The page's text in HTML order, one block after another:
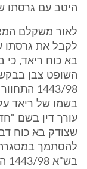
היטב עם גרסתו
לאור משקלם
לקבל את גרסתו
השופט צבן
עורך דין בשם
שצודק בא כוח
להסתמך